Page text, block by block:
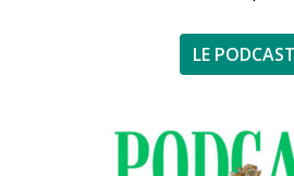
LE PODCAST